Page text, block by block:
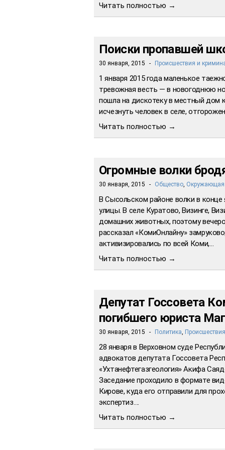
Читать полностью →
Поиски пропавшей
30 января, 2015 - Происшествия и
1 января 2015 года маленькое
тревожная весть — в новогоднюю
пошла на дискотеку в местный дом
исчезнуть человек в селе,
Читать полностью →
Огромные волки
30 января, 2015 - Общество Окружающая
В Сысольском районе волки в конце
улицы. В селе Куратово, Визинге,
домашних животных, поэтому
рассказал «КомиОнлайну»
активизировались по всей Коми,…
Читать полностью →
Депутат Госсовета
погибшего юриста
30 января, 2015 - Политика
28 января в Верховном суде
адвокатов депутата Госсовета
«Ухтанефтегазгеология» Акифа
Заседание проходило в формате
Кирове, куда его отправили для
экспертиз….
Читать полностью →